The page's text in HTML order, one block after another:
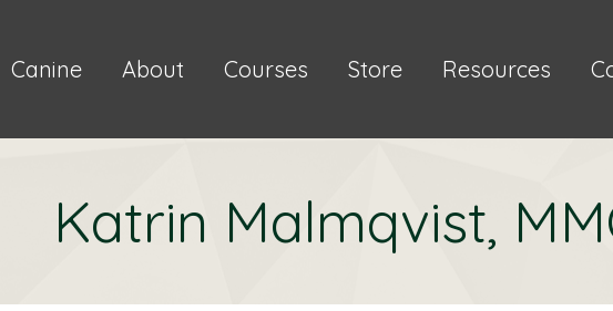
Canine About Courses Store Resources
Katrin Malmqvist,